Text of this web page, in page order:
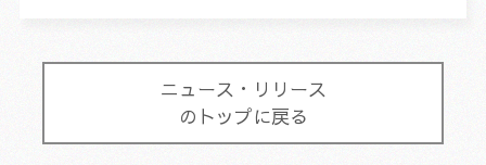
ニュース・リリース
のトップに戻る